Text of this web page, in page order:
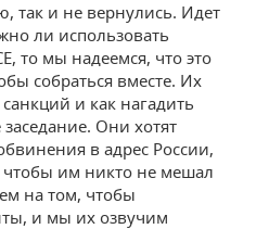
так и не вернулись. Идет
ли использовать
то мы надеемся, что это
собраться вместе. Их
и как нагадить
Они хотят
в адрес России,
чтобы им никто не мешал
на том, чтобы
и мы их озвучим